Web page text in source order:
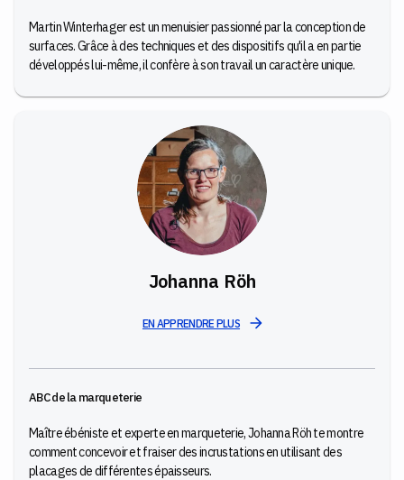
Martin Winterhager est un menuisier passionné par la conception de
surfaces. Grâce à des techniques et des dispositifs qu'il a en partie
développés lui-même, il confère à son travail un caractère unique.
Johanna Röh
EN APPRENDRE PLUS
ABC de la marqueterie
Maître ébéniste et experte en marqueterie, Johanna Röh te montre
comment concevoir et fraiser des incrustations en utilisant des
placages de différentes épaisseurs.